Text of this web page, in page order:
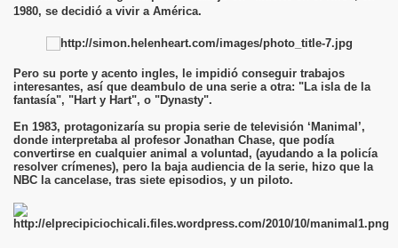
1980, se decidió a vivir a América.
Pero su porte y acento ingles, le impidió conseguir trabajos
interesantes, así que deambulo de una serie a otra: "La isla de la
fantasía", "Hart y Hart", o "Dynasty".
En 1983, protagonizaría su propia serie de televisión ‘Manimal’,
donde interpretaba al profesor Jonathan Chase, que podía
convertirse en cualquier animal a voluntad, (ayudando a la policía
resolver crímenes), pero la baja audiencia de la serie, hizo que la
NBC la cancelase, tras siete episodios, y un piloto.